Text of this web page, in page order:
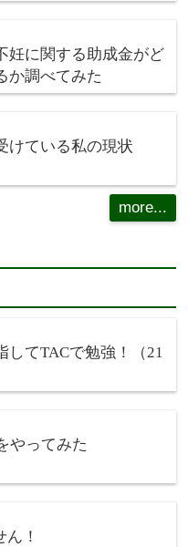
妊に関する助成金がど
か調べてみた
けている私の現状
more...
してTACで勉強！（21
やってみた
！